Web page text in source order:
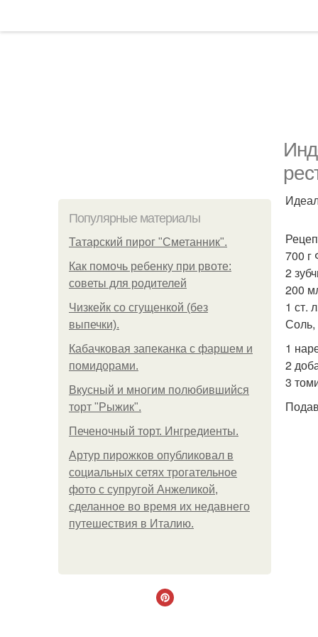
Популярные материалы
Татарский пирог "Сметанник".
Как помочь ребенку при рвоте:
советы для родителей
Чизкейк со сгущенкой (без
выпечки).
Кабачковая запеканка с фаршем и
помидорами.
Вкусный и многим полюбившийся
торт "Рыжик".
Печеночный торт. Ингредиенты.
Артур пирожков опубликовал в
социальных сетях трогательное
фото с супругой Анжеликой,
сделанное во время их недавнего
путешествия в Италию.
700 г
2
200
1 ст.
Соль,
1
2
3